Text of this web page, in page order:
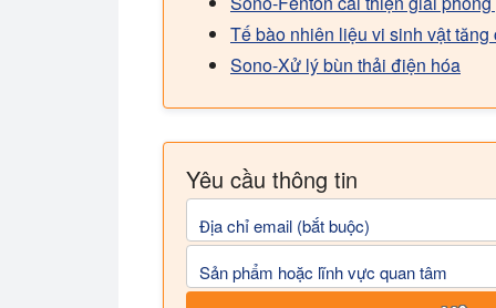
Tế bào nhiên liệu vi sinh vật
Sono-Xử lý bùn thải điện hóa
Yêu cầu thông tin
Địa chỉ email (bắt buộc)
Sản phẩm hoặc lĩnh vực quan tâm